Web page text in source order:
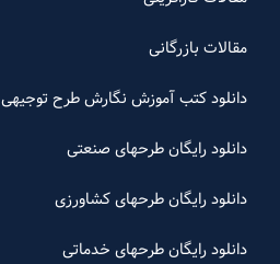
مقالات بازرگانی
دانلود کتب آموزش نگارش طرح توجیهی
دانلود رایگان طرحهای صنعتی
دانلود رایگان طرحهای کشاورزی
دانلود رایگان طرحهای خدماتی